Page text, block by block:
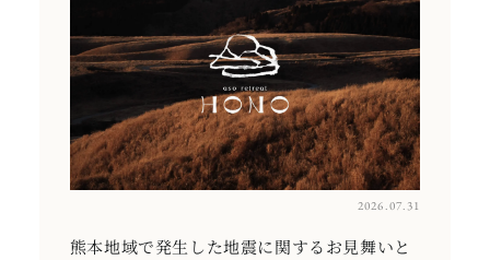
2026.07.31
熊本地域で発生した地震に関するお見舞いと